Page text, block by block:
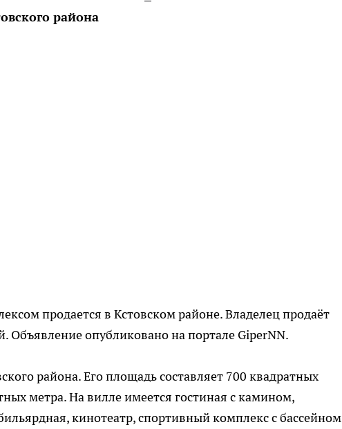
района
продаeтся в Кстовском районе. Владелец продаёт
Объявление опубликовано на портале GiperNN.
района. Его площадь составляет 700 квадратных
метра. На вилле имеется гостиная с камином,
кинотеатр, спортивный комплекс с бассейном